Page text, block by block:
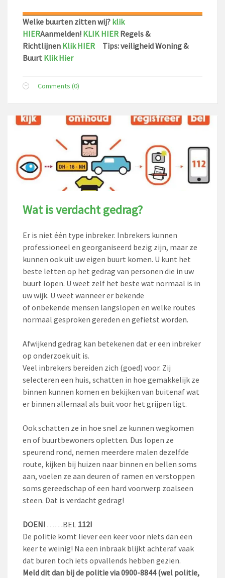
Welke buurten zitten wij? klik
HIERAanmelden! KLIK HIER Regels &
Richtlijnen Klik HIER Tips: veiligheid Woning &
Buurt Klik Hier
Comments (0)
Wat is verdacht gedrag?
Er is niet één type inbreker. Inbrekers kunnen
professioneel en georganiseerd bezig zijn, maar ze
kunnen ook uit uw eigen buurt komen. U kunt het
beste letten op het gedrag van personen die in uw
buurt lopen. U weet zelf het beste wat normaal is in
uw wijk. U weet wanneer er bekende
of onbekende mensen langslopen en welke routes
normaal gesproken gereden en gefietst worden.
Afwijkend gedrag kan betekenen dat er een inbreker
op onderzoek uit is.
Veel inbrekers bereiden zich (goed) voor. Zij
selecteren een huis, schatten in hoe gemakkelijk ze
binnen kunnen komen en bekijken van buitenaf wat
er binnen allemaal als buit voor het grijpen ligt.
Ook schatten ze in hoe snel ze kunnen wegkomen
en of buurtbewoners opletten. Dus lopen ze
speurend rond, nemen meerdere malen dezelfde
route, kijken bij huizen naar binnen en bellen soms
aan, voelen ze aan deuren of ramen en verstoppen
soms gereedschap of een hard voorwerp zoalseen
steen. Dat is verdacht gedrag!
DOEN! ……BEL 112!
De politie komt liever een keer voor niets dan een
keer te weinig! Na een inbraak blijkt achteraf vaak
dat buren toch iets opvallends hebben gezien.
Meld dit dan bij de politie via 0900-8844 (wel politie,